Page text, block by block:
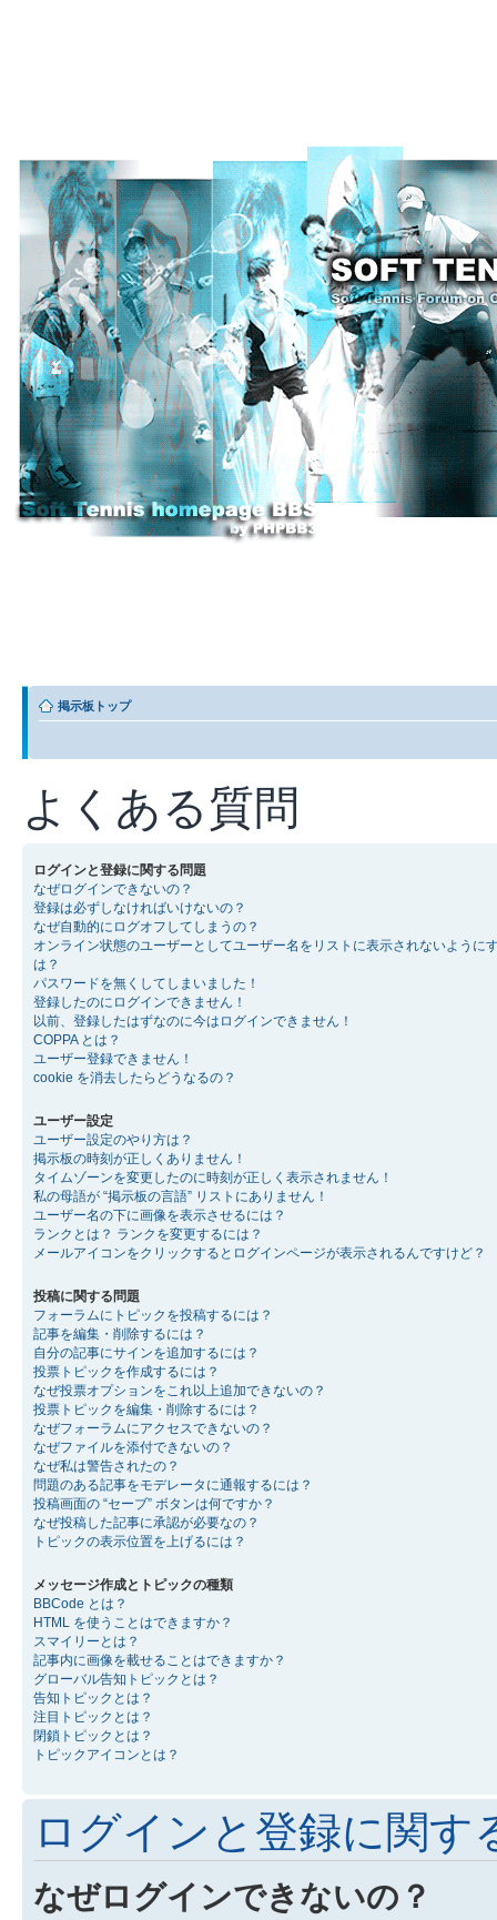
掲示板トップ
よくある質問
ログインと登録に関する問題
なぜログインできないの？
登録は必ずしなければいけないの？
なぜ自動的にログオフしてしまうの？
オンライン状態のユーザーとしてユーザー名をリストに表示されないように
は？
パスワードを無くしてしまいました！
登録したのにログインできません！
以前、登録したはずなのに今はログインできません！
COPPA とは？
ユーザー登録できません！
cookie を消去したらどうなるの？
ユーザー設定
ユーザー設定のやり方は？
掲示板の時刻が正しくありません！
タイムゾーンを変更したのに時刻が正しく表示されません！
私の母語が “掲示板の言語” リストにありません！
ユーザー名の下に画像を表示させるには？
ランクとは？ ランクを変更するには？
メールアイコンをクリックするとログインページが表示されるんですけど？
投稿に関する問題
フォーラムにトピックを投稿するには？
記事を編集・削除するには？
自分の記事にサインを追加するには？
投票トピックを作成するには？
なぜ投票オプションをこれ以上追加できないの？
投票トピックを編集・削除するには？
なぜフォーラムにアクセスできないの？
なぜファイルを添付できないの？
なぜ私は警告されたの？
問題のある記事をモデレータに通報するには？
投稿画面の “セーブ” ボタンは何ですか？
なぜ投稿した記事に承認が必要なの？
トピックの表示位置を上げるには？
メッセージ作成とトピックの種類
BBCode とは？
HTML を使うことはできますか？
スマイリーとは？
記事内に画像を載せることはできますか？
グローバル告知トピックとは？
告知トピックとは？
注目トピックとは？
閉鎖トピックとは？
トピックアイコンとは？
ログインと登録に関す
なぜログインできないの？